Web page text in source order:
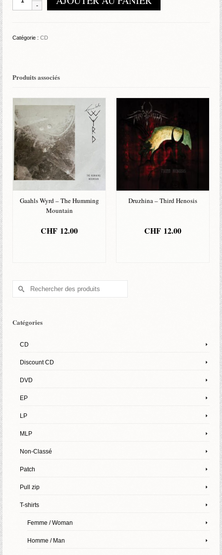
Chants
Catégorie : CD
Produits associés
Gaahls Wyrd – The Humming
Mountain
CHF 12.00
Druzhina – Third Henosis
CHF 12.00
Rechercher :
Catégories
CD
Discount CD
DVD
EP
LP
MLP
Non-Classé
Patch
Pull zip
T-shirts
Femme / Woman
Homme / Man